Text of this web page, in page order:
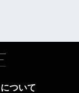
ついて